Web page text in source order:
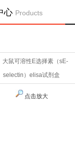
心 Products
点击放大